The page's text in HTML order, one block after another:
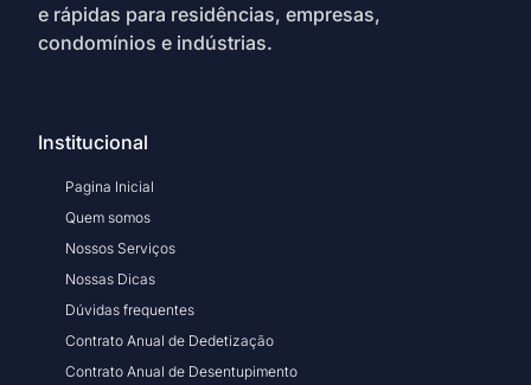
e rápidas para residências, empresas,
condomínios e indústrias.
Institucional
Pagina Inicial
Quem somos
Nossos Serviços
Nossas Dicas
Dúvidas frequentes
Contrato Anual de Dedetização
Contrato Anual de Desentupimento